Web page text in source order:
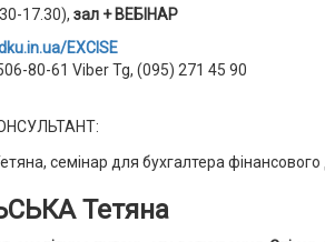
17.30), зал + ВЕБІНАР
EXCISE
80-61 Viber Tg, (095) 271 45 90
Тетяна